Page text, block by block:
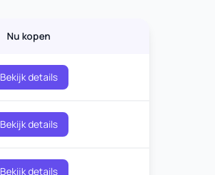
Nu kopen
Bekijk details
Bekijk details
Bekijk details